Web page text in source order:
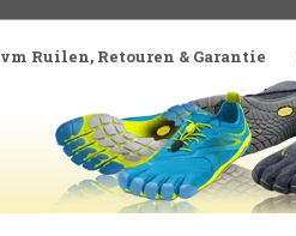
Ruilen, Retouren & Garantie